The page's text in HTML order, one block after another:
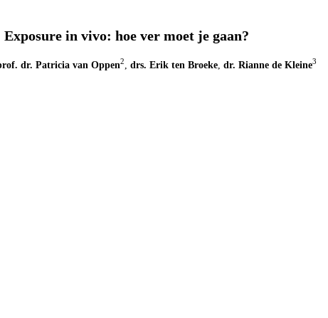
Exposure in vivo: hoe ver moet je gaan?
dr. Patricia van Oppen2 drs. Erik ten Broeke, dr. Rianne de Kleine3